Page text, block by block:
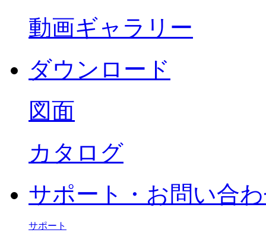
動画ギャラリー
ダウンロード
図面
カタログ
サポート・お問い合
サポート